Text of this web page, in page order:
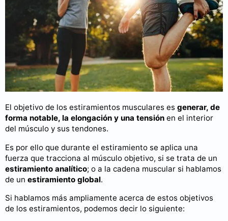
El objetivo de los estiramientos musculares es generar, de
forma notable, la elongación y una tensión en el interior
del músculo y sus tendones.
Es por ello que durante el estiramiento se aplica una
fuerza que tracciona al músculo objetivo, si se trata de un
estiramiento analítico; o a la cadena muscular si hablamos
de un estiramiento global.
Si hablamos más ampliamente acerca de estos objetivos
de los estiramientos, podemos decir lo siguiente: